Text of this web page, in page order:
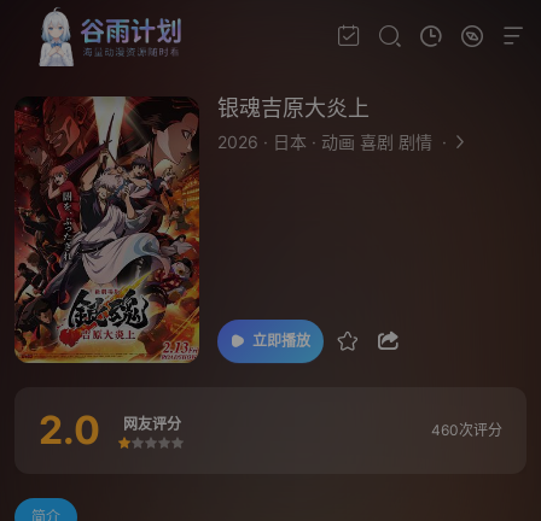
银魂吉原大炎上
2026 · 日本 · 动画 喜剧 剧情 ·
立即播放
2.0 网友评分
很差较差还行
推荐
力荐
460次评分
简介